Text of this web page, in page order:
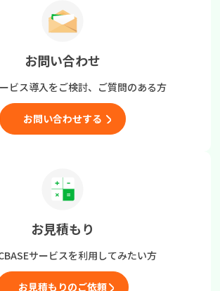
お問い合わせ
ビス導入をご検討、 ご質問のある方
お問い合わせする
お見積もり
サービスを利用してみたい方
お見積もりのご依頼